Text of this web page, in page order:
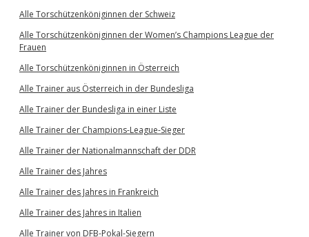
Alle Torschützenköniginnen der Schweiz
Alle Torschützenköniginnen der Women’s Champions League der
Frauen
Alle Torschützenköniginnen in Österreich
Alle Trainer aus Österreich in der Bundesliga
Alle Trainer der Bundesliga in einer Liste
Alle Trainer der Champions-League-Sieger
Alle Trainer der Nationalmannschaft der DDR
Alle Trainer des Jahres
Alle Trainer des Jahres in Frankreich
Alle Trainer des Jahres in Italien
Alle Trainer von DFB-Pokal-Siegern